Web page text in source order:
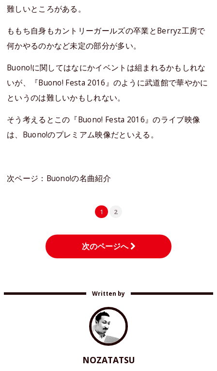
難しいところがある。
ももち自身もカントリーガールズの卒業とBerryz工房で
何かやるのかなど未定の部分が多い。
Buono!に関してはなにかイベントは組まれるかもしれな
いが、『Buono! Festa 2016』のように武道館で華やかに
というのは難しいかもしれない。
そう考えるとこの『Buono! Festa 2016』のライブ映像
は、Buono!のプレミアム映像だといえる。
次ページ：Buono!の名曲紹介
1 2
次のページへ
Written by
NOZATATSU